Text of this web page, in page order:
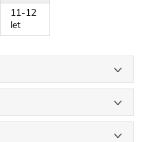
11-12
let